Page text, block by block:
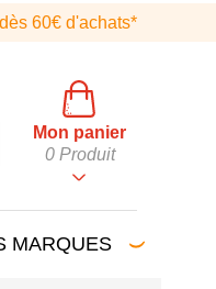
60€ d'achats*
Mon panier
0 Produit
MARQUES